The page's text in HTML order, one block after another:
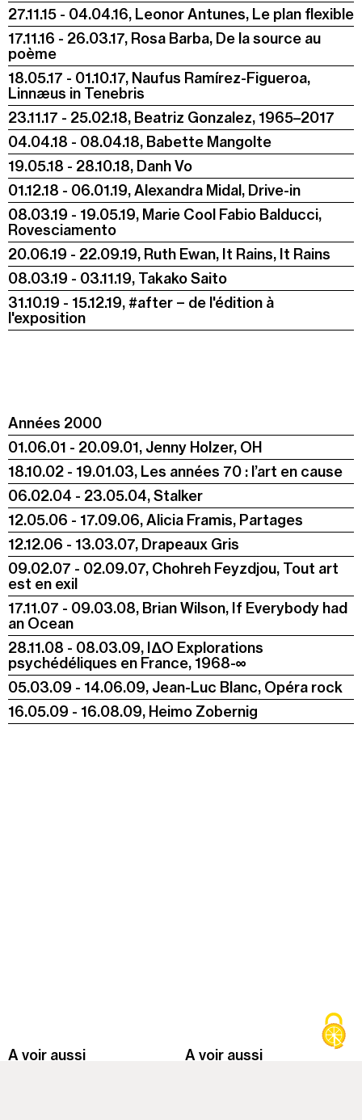
27.11.15 - 04.04.16, Leonor Antunes, Le plan flexible
17.11.16 - 26.03.17, Rosa Barba, De la source au
poème
18.05.17 - 01.10.17, Naufus Ramírez-Figueroa,
Linnæus in Tenebris
23.11.17 - 25.02.18, Beatriz Gonzalez, 1965–2017
04.04.18 - 08.04.18, Babette Mangolte
19.05.18 - 28.10.18, Danh Vo
01.12.18 - 06.01.19, Alexandra Midal, Drive-in
08.03.19 - 19.05.19, Marie Cool Fabio Balducci,
Rovesciamento
20.06.19 - 22.09.19, Ruth Ewan, It Rains, It Rains
08.03.19 - 03.11.19, Takako Saito
31.10.19 - 15.12.19, #after − de l'édition à
l'exposition
Années 2000
01.06.01 - 20.09.01, Jenny Holzer, OH
18.10.02 - 19.01.03, Les années 70 : l’art en cause
06.02.04 - 23.05.04, Stalker
12.05.06 - 17.09.06, Alicia Framis, Partages
12.12.06 - 13.03.07, Drapeaux Gris
09.02.07 - 02.09.07, Chohreh Feyzdjou, Tout art
est en exil
17.11.07 - 09.03.08, Brian Wilson, If Everybody had
an Ocean
28.11.08 - 08.03.09, IΔO Explorations
psychédéliques en France, 1968-∞
05.03.09 - 14.06.09, Jean-Luc Blanc, Opéra rock
16.05.09 - 16.08.09, Heimo Zobernig
A voir aussi
A voir aussi